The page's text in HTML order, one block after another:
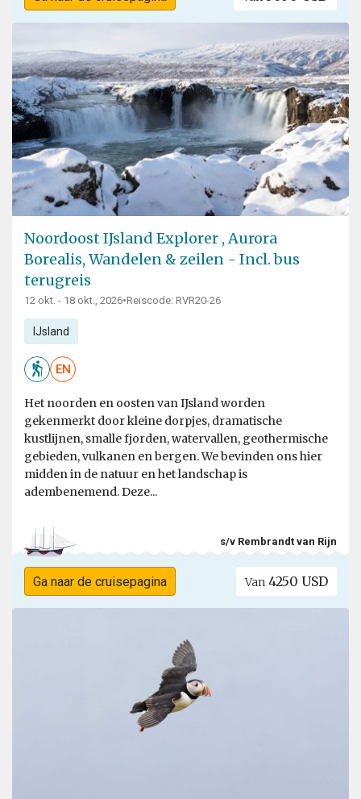
Noordoost IJsland Explorer , Aurora
Borealis, Wandelen & zeilen - Incl. bus
terugreis
12 okt. - 18 okt., 2026•Reiscode: RVR20-26
IJsland
EN
Het noorden en oosten van IJsland worden
gekenmerkt door kleine dorpjes, dramatische
kustlijnen, smalle fjorden, watervallen, geothermische
gebieden, vulkanen en bergen. We bevinden ons hier
midden in de natuur en het landschap is
adembenemend. Deze...
s/v Rembrandt van Rijn
Ga naar de cruisepagina Van 4250 USD